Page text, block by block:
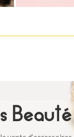
Beauté